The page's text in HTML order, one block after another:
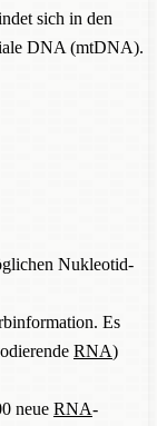
sich in den
DNA (mtDNA).
Nukleotid-
Es
RNA)
neue RNA-